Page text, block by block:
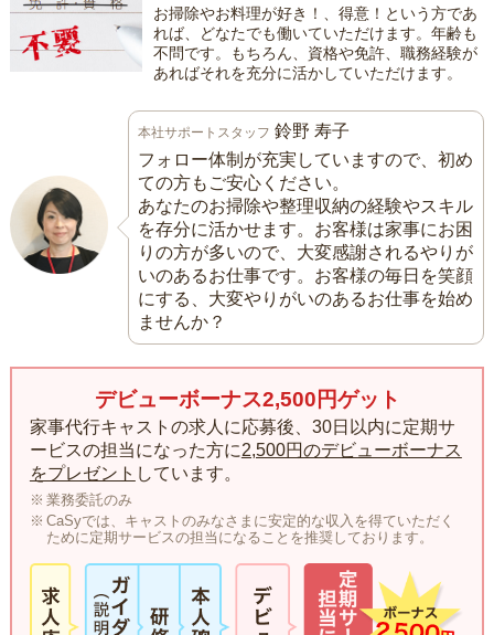
お掃除やお料理が好き！、得意！という方であ
れば、どなたでも働いていただけます。年齢も
不問です。もちろん、資格や免許、職務経験が
あればそれを充分に活かしていただけます。
本社サポートスタッフ 鈴野 寿子
フォロー体制が充実していますので、初め
ての方もご安心ください。
あなたのお掃除や整理収納の経験やスキル
を存分に活かせます。お客様は家事にお困
りの方が多いので、大変感謝されるやりが
いのあるお仕事です。お客様の毎日を笑顔
にする、大変やりがいのあるお仕事を始め
ませんか？
デビューボーナス2,500円ゲット
家事代行キャストの求人に応募後、30日以内に定期サ
ービスの担当になった方に2,500円のデビューボーナス
をプレゼント しています。
業務委託のみ
CaSyでは、キャストのみなさまに安定的な収入を得ていただく
ために定期サービスの担当になることを推奨しております。